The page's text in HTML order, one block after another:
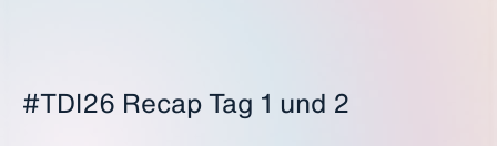
#TDI26 Recap Tag 1 und 2